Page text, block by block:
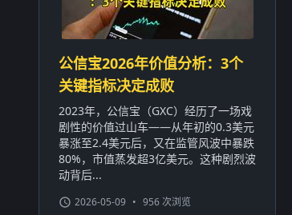
公信宝2026年价值分析：3个
关键指标决定成败
2023年，公信宝（GXC）经历了一场戏
剧性的价值过山车——从年初的0.3美元
暴涨至2.4美元后，又在监管风波中暴跌
80%，市值蒸发超3亿美元。这种剧烈波
动背后...
2026-05-09 • 956 次浏览